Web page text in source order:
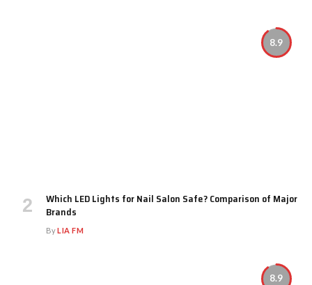
8.9
Which LED Lights for Nail Salon Safe? Comparison of Major
Brands
ByLIA FM
8.9